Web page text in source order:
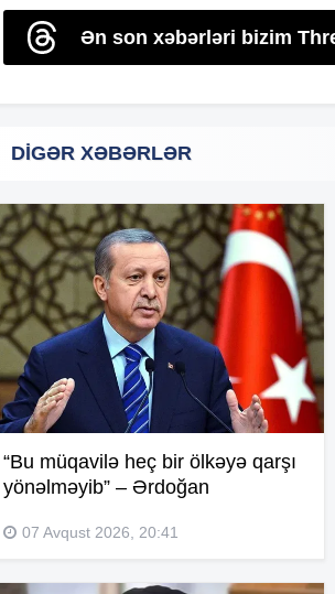
Ən son xəbərləri bizim
DIGƏR XƏBƏRLƏR
“Bu müqavilə heç bir ölkəyə qarşı
yönəlməyib” – Ərdoğan
07 Avqust 2026, 20:41